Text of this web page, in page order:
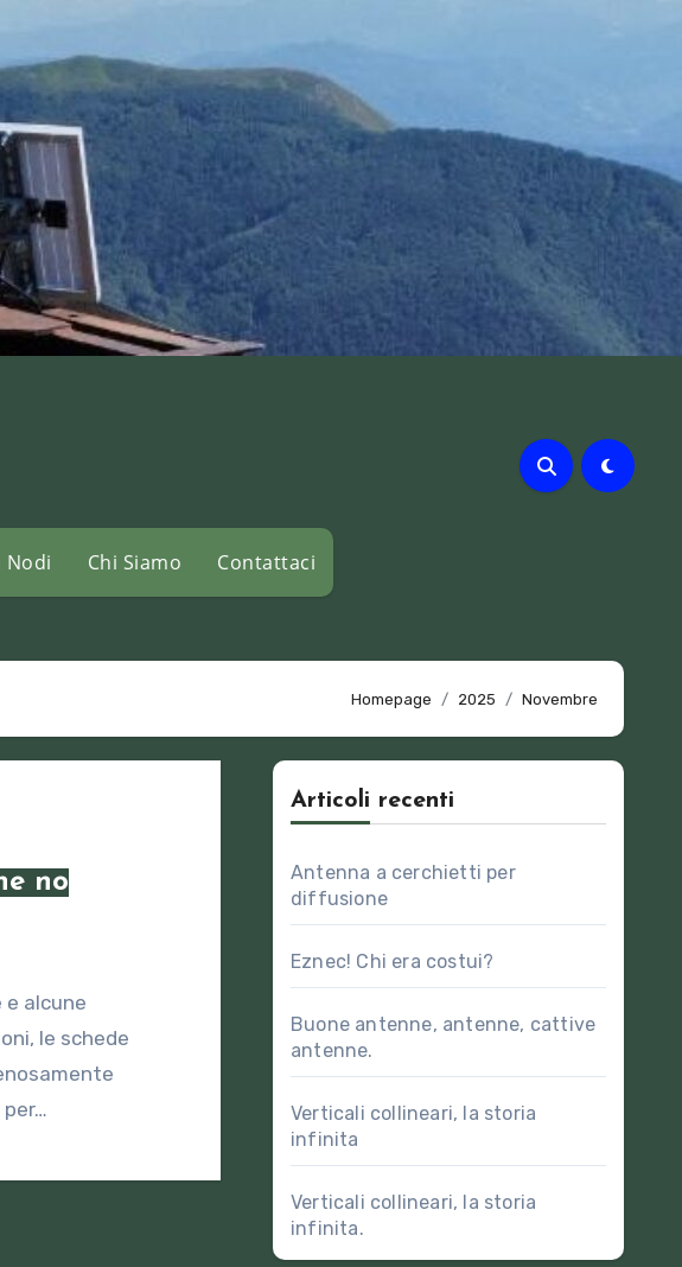
Nodi Chi Siamo Contattaci
Homepage 2025 Novembre
no
le schede
Articoli recenti
Antenna a cerchietti per
diffusione
Eznec! Chi era costui?
Buone antenne, antenne, cattive
antenne.
Verticali collineari, la storia
infinita
Verticali collineari, la storia
infinita.